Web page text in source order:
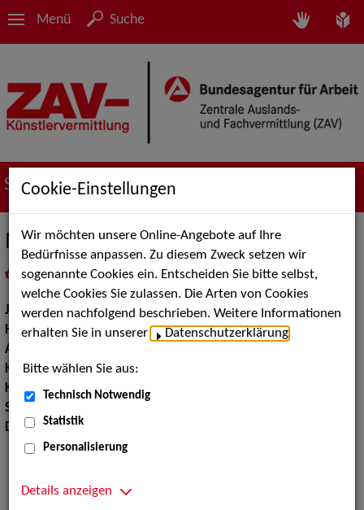
Menü Suche
Suche nach Künstler*innen
Manfred Weber
als PDF speichern
inMeine Merklistelegen
Jahrgang:1956
Haarfarbe:grau
Augenfarbe:
Körpergröße:181 cm
Konfektionsgröße:52
Schuhgröße:
Dialekte:Bayerisch
Cookie-Einstellungen
Wir möchten unsere Online-Angebote auf Ihre
Bedürfnisse anpassen. Zu diesem Zweck setzen wir
sogenannte Cookies ein. Entscheiden Sie bitte selbst,
welche Cookies Sie zulassen. Die Arten von Cookies
werden nachfolgend beschrieben. Weitere Informationen
erhalten Sie in unserer
Datenschutzerklärung
Bitte wählen Sie aus:
Technisch Notwendig
Statistik
Personalisierung
Details anzeigen